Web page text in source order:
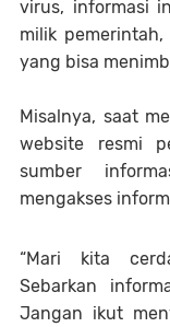
virus, informasi
milik
yang bisa
Misalnya, saat
website resmi
sumber
mengakses
“Mari kita
Sebarkan
Jangan ikut